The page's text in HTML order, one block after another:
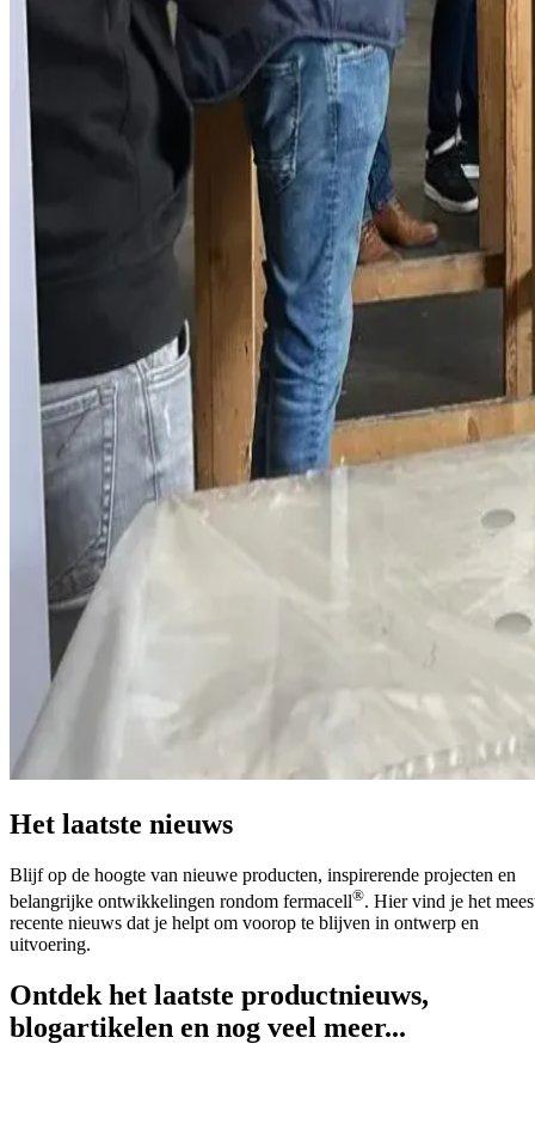
Het laatste nieuws
Blijf op de hoogte van nieuwe producten, inspirerende projecten en
belangrijke ontwikkelingen rondom fermacell®. Hier vind je het
recente nieuws dat je helpt om voorop te blijven in ontwerp en
uitvoering.
Ontdek het laatste productnieuws,
blogartikelen en nog veel meer...